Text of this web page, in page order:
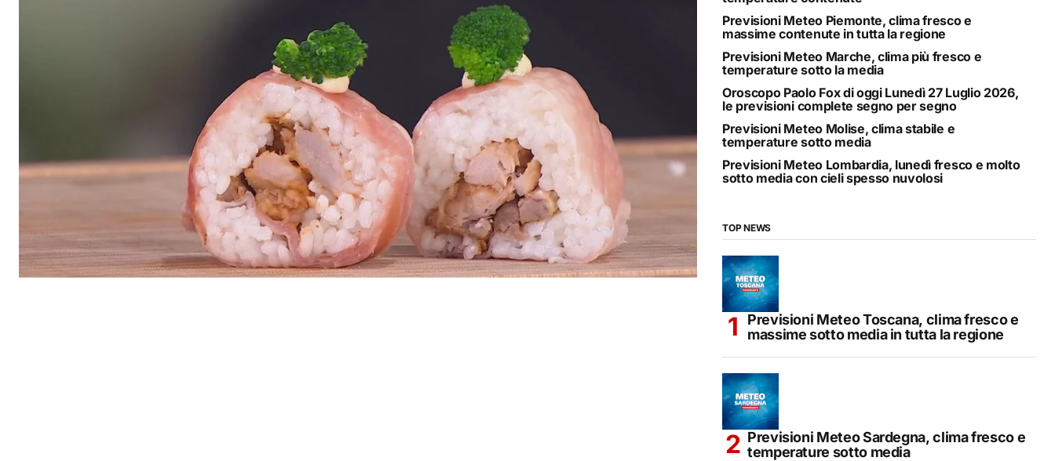
Previsioni Meteo Piemonte, clima fresco e
massime contenute in tutta la regione
Previsioni Meteo Marche, clima più fresco e
temperature sotto la media
Oroscopo Paolo Fox di oggi Lunedì 27 Luglio 2026,
le previsioni complete segno per segno
Previsioni Meteo Molise, clima stabile e
temperature sotto media
Previsioni Meteo Lombardia, lunedì fresco e molto
sotto media con cieli spesso nuvolosi
TOP NEWS
Previsioni Meteo Toscana, clima fresco e
massime sotto media in tutta la regione
Previsioni Meteo Sardegna, clima fresco e
temperature sotto media